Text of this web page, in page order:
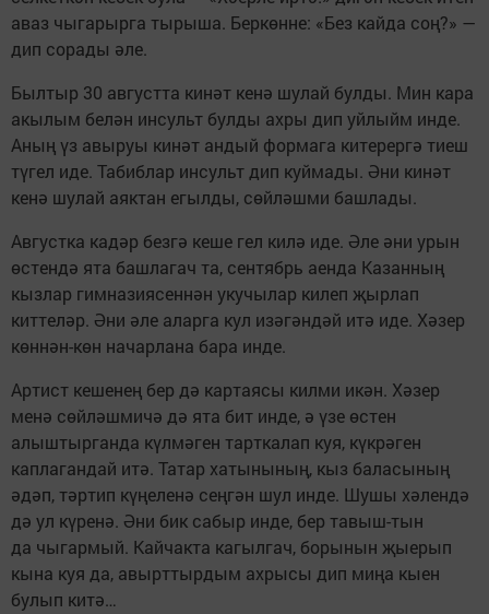
аваз чыгарырга тырыша. Беркөнне: «Без кайда соң?» —
дип сорады әле.
Былтыр 30 августта кинәт кенә шулай булды. Мин кара
акылым белән инсульт булды ахры дип уйлыйм инде.
Аның үз авыруы кинәт андый формага китерергә тиеш
түгел иде. Табиблар инсульт дип куймады. Әни кинәт
кенә шулай аяктан егылды, сөйләшми башлады.
Августка кадәр безгә кеше гел килә иде. Әле әни урын
өстендә ята башлагач та, сентябрь аенда Казанның
кызлар гимназиясеннән укучылар килеп җырлап
киттеләр. Әни әле аларга кул изәгәндәй итә иде. Хәзер
көннән-көн начарлана бара инде.
Артист кешенең бер дә картаясы килми икән. Хәзер
менә сөйләшмичә дә ята бит инде, ә үзе өстен
алыштырганда күлмәген тарткалап куя, күкрәген
каплагандай итә. Татар хатынының, кыз баласының
әдәп, тәртип күңеленә сеңгән шул инде. Шушы хәлендә
дә ул күренә. Әни бик сабыр инде, бер тавыш-тын
да чыгармый. Кайчакта кагылгач, борынын җыерып
кына куя да, авырттырдым ахрысы дип миңа кыен
булып китә…